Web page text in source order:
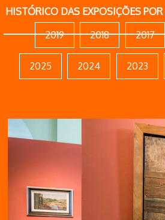
HISTÓRICO DAS EXPOSIÇÕES
2017
2018
2019
2023
2024
2025